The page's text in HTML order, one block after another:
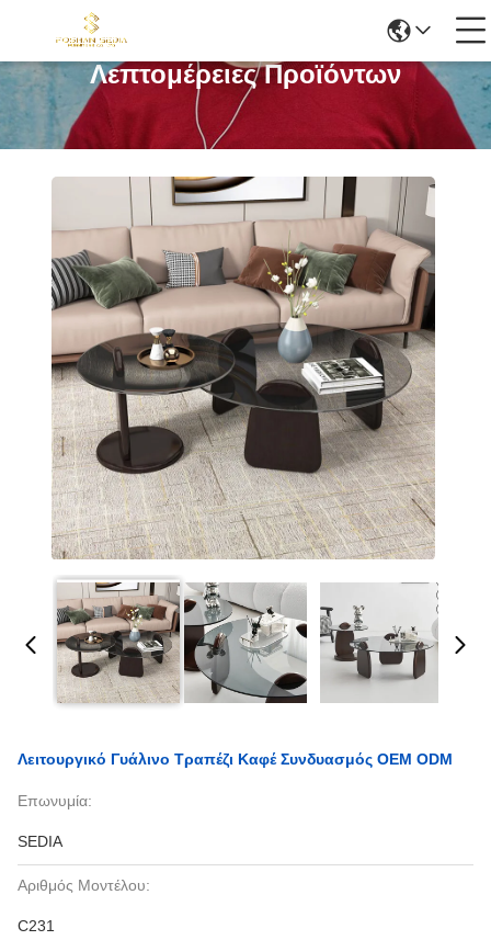
Λεπτομέρειες Προϊόντων
Λειτουργικό Γυάλινο Τραπέζι Καφέ Συνδυασμός OEM ODM
Επωνυμία:
SEDIA
Αριθμός Μοντέλου:
C231